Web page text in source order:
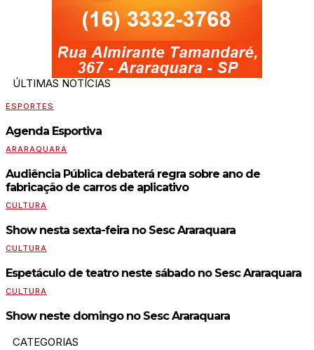
ÚLTIMAS NOTÍCIAS
ESPORTES
Agenda Esportiva
ARARAQUARA
Audiência Pública debaterá regra sobre ano de
fabricação de carros de aplicativo
CULTURA
Show nesta sexta-feira no Sesc Araraquara
CULTURA
Espetáculo de teatro neste sábado no Sesc Araraquara
CULTURA
Show neste domingo no Sesc Araraquara
CATEGORIAS